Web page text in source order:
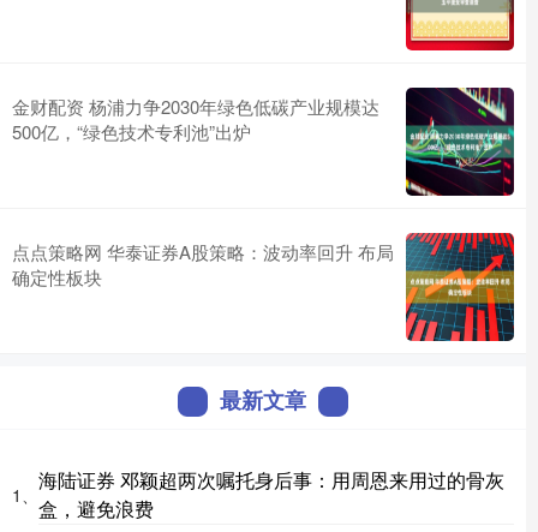
金财配资 杨浦力争2030年绿色低碳产业规模达
500亿，“绿色技术专利池”出炉
点点策略网 华泰证券A股策略：波动率回升 布局
确定性板块
最新文章
1、
海陆证券 邓颖超两次嘱托身后事：用周恩来用过的骨灰
盒，避免浪费